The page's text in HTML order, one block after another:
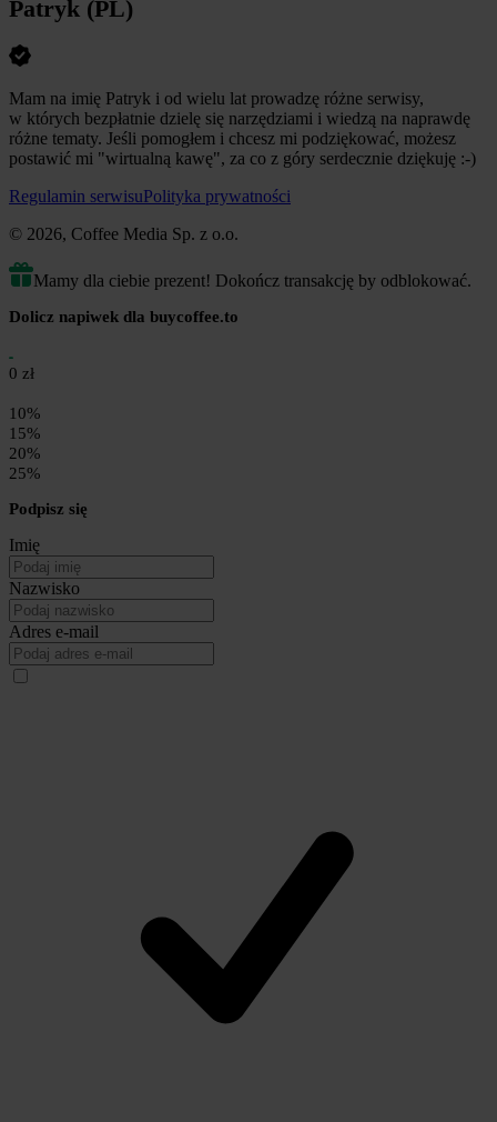
Patryk (PL)
Mam na imię Patryk i od wielu lat prowadzę różne serwisy,
w których bezpłatnie dzielę się narzędziami i wiedzą na naprawdę
różne tematy. Jeśli pomogłem i chcesz mi podziękować, możesz
postawić mi "wirtualną kawę", za co z góry serdecznie dziękuję :-)
Regulamin serwisuPolityka prywatności
© 2026, Coffee Media Sp. z o.o.
Mamy dla ciebie prezent! Dokończ transakcję by odblokować.
Dolicz napiwek dla buycoffee.to
0 zł
10%
15%
20%
25%
Podpisz się
Imię
Nazwisko
Adres e-mail